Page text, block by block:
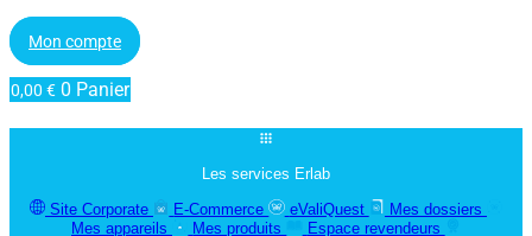
Mon compte
0,00 € 0 Panier
Les services Erlab
Site Corporate
E-Commerce eValiQuest
Mes dossiers
Mes appareils
Mes produits
Espace revendeurs